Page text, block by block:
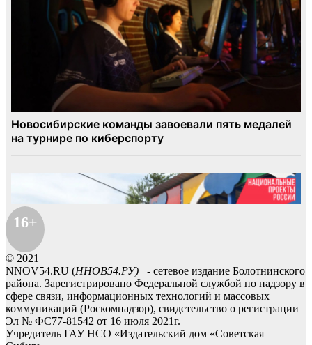
16+
© 2021
NNOV54.RU (ННОВ54.РУ) - сетевое издание Болотнинского
района. Зарегистрировано Федеральной службой по надзору в
сфере связи, информационных технологий и массовых
коммуникаций (Роскомнадзор), свидетельство о регистрации
Эл № ФС77-81542 от 16 июля 2021г.
Учредитель ГАУ НСО «Издательский дом «Советская